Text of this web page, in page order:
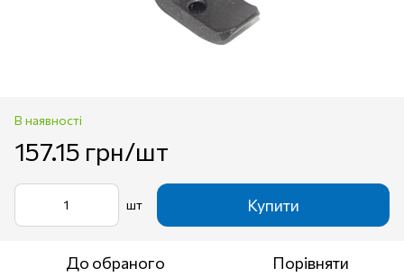
В наявності
157.15 грн/шт
шт Купити
До обраного Порівняти